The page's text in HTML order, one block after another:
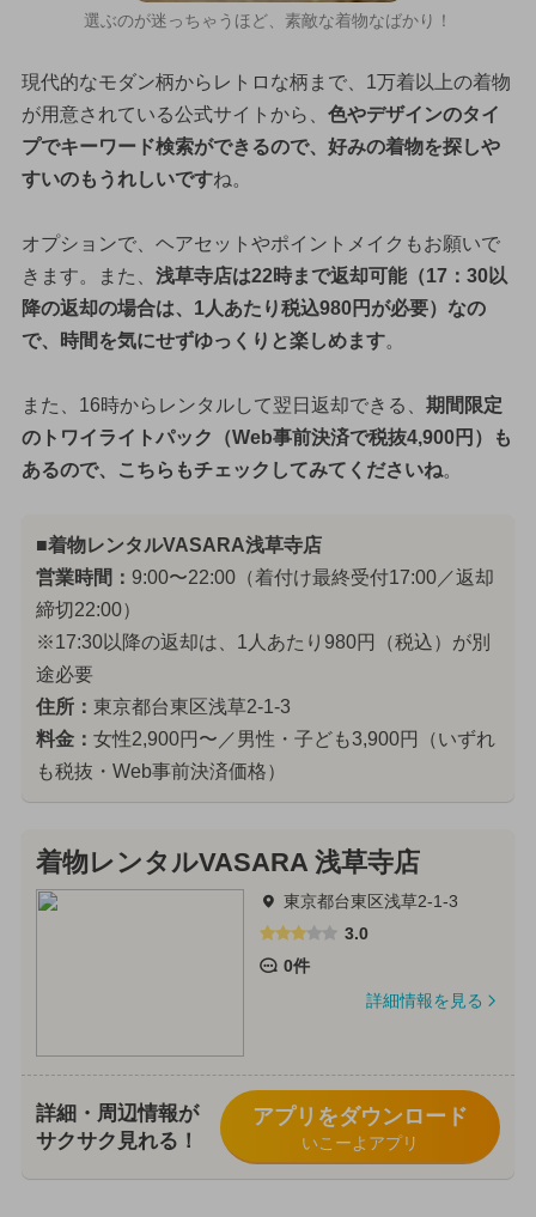
選ぶのが迷っちゃうほど、素敵な着物なばかり！
現代的なモダン柄からレトロな柄まで、1万着以上の着物
が用意されている公式サイトから、 色やデザインのタイ
プでキーワード検索ができるので、好みの着物を探しや
すいのもうれしいですね。
オプションで、ヘアセットやポイントメイクもお願いで
きます。また、 浅草寺店は22時まで返却可能（17：30以
降の返却の場合は、1人あたり税込980円が必要）なの
で、時間を気にせずゆっくりと楽しめます。
また、16時からレンタルして翌日返却できる、 期間限定
のトワイライトパック（Web事前決済で税抜4,900円）も
あるので、こちらもチェックしてみてくださいね。
■着物レンタルVASARA浅草寺店
営業時間： 9:00〜22:00（着付け最終受付17:00／返却
締切22:00）
※17:30以降の返却は、1人あたり980円（税込）が別
途必要
住所： 東京都台東区浅草2-1-3
料金： 女性2,900円〜／男性・子ども3,900円（いずれ
も税抜・Web事前決済価格）
着物レンタルVASARA 浅草寺店
東京都台東区浅草2-1-3
3.0
0件
詳細情報を見る
詳細・周辺情報が
サクサク見れる！
アプリをダウンロード
いこーよアプリ